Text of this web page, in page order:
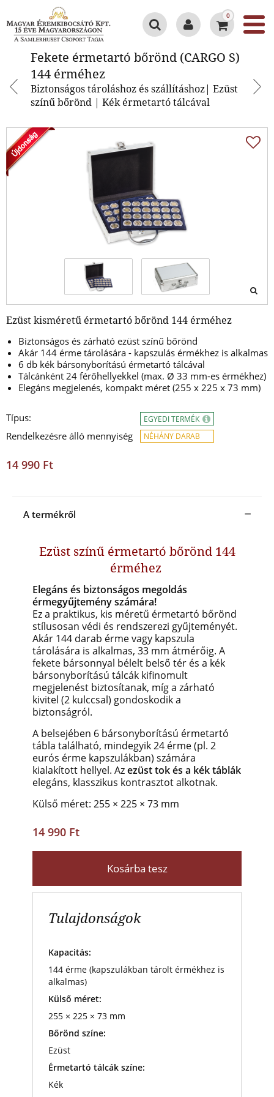
0
Fekete érmetartó bőrönd (CARGO S)
144 érméhez
Biztonságos tároláshoz és szállításhoz| Ezüst
színű bőrönd | Kék érmetartó tálcával
Ezüst kisméretű érmetartó bőrönd 144 érméhez
Biztonságos és zárható ezüst színű bőrönd
Akár 144 érme tárolására - kapszulás érmékhez is alkalmas
6 db kék bársonyborítású érmetartó tálcával
Tálcánként 24 férőhellyekkel (max. Ø 33 mm-es érmékhez)
Elegáns megjelenés, kompakt méret (255 x 225 x 73 mm)
Típus:
Rendelkezésre álló mennyiség
EGYEDI TERMÉK
NÉHÁNY DARAB
14 990 Ft
A termékről
Ezüst színű érmetartó bőrönd 144
érméhez
Elegáns és biztonságos megoldás
érmegyűjtemény számára!
Ez a praktikus, kis méretű érmetartó bőrönd
stílusosan védi és rendszerezi gyűjteményét.
Akár 144 darab érme vagy kapszula
tárolására is alkalmas, 33 mm átmérőig. A
fekete bársonnyal bélelt belső tér és a kék
bársonyborítású tálcák kifinomult
megjelenést biztosítanak, míg a zárható
kivitel (2 kulccsal) gondoskodik a
biztonságról.
A belsejében 6 bársonyborítású érmetartó
tábla található, mindegyik 24 érme(pl. 2
eurós érme kapszulákban) számára
kialakított hellyel. Azezüst tok és a kék táblák
elegáns, klasszikus kontrasztot alkotnak.
Külső méret: 255 × 225 × 73 mm
14 990 Ft
Kosárba tesz
Tulajdonságok
Kapacitás:
144 érme (kapszulákban tárolt érmékhez is
alkalmas)
Külső méret:
255 × 225 × 73 mm
Bőrönd színe:
Ezüst
Érmetartó tálcák színe:
Kék
Fekete érmetartó bőrönd (CARGO
S) 144 érméhez